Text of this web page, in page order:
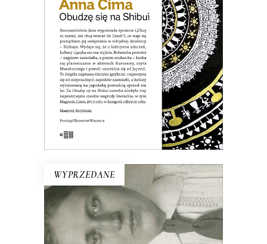
E-BOOK DO KOSZYKA
uzależnia się od Japonii. Podróż do Tokio
i wypowiedziane lekkomyślnie życzenie
stają się początkiem jej uwięzienia w
tokijskiej dzielnicy – Shibuya…
39.00zł 19.50zł
WYPRZEDANE
PANNA DOKTÓR SADOWSKA